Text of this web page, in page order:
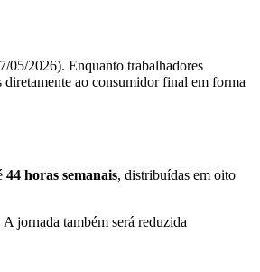
05/2026). Enquanto trabalhadores
diretamente ao consumidor final em forma
44 horas semanais, distribuídas em oito
A jornada também será reduzida